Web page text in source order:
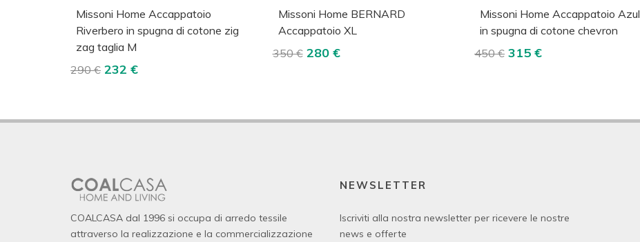
Acquista Visualizza
Missoni Home Accappatoio
Riverbero in spugna di cotone zig
zag taglia M
290 € 232 €
Acquista Visualizza
Missoni Home BERNARD
Accappatoio XL
350 € 280 €
Acquista Visualizza
Missoni Home Accappatoio Azul
in spugna di cotone chevron
450 € 315 €
COALCASA dal 1996 si occupa di arredo tessile
attraverso la realizzazione e la commercializzazione
NEWSLETTER
Iscriviti alla nostra newsletter per ricevere le nostre
news e offerte